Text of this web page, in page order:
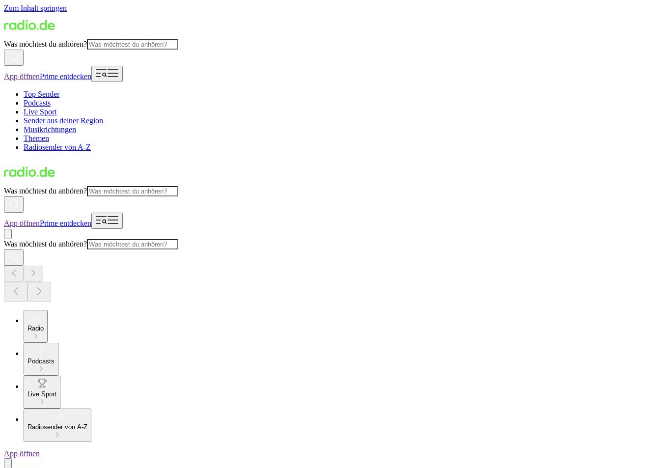
Zum Inhalt springen
Was möchtest du anhören?
App öffnenPrime entdecken
Top Sender
Podcasts
Live Sport
Sender aus deiner Region
Musikrichtungen
Themen
Radiosender von A-Z
Was möchtest du anhören?
App öffnenPrime entdecken
Was möchtest du anhören?
Radio
Podcasts
Live Sport
Radiosender von A-Z
App öffnen